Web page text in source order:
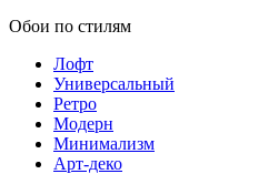
Обои по стилям
Лофт
Универсальный
Ретро
Модерн
Минимализм
Арт-деко